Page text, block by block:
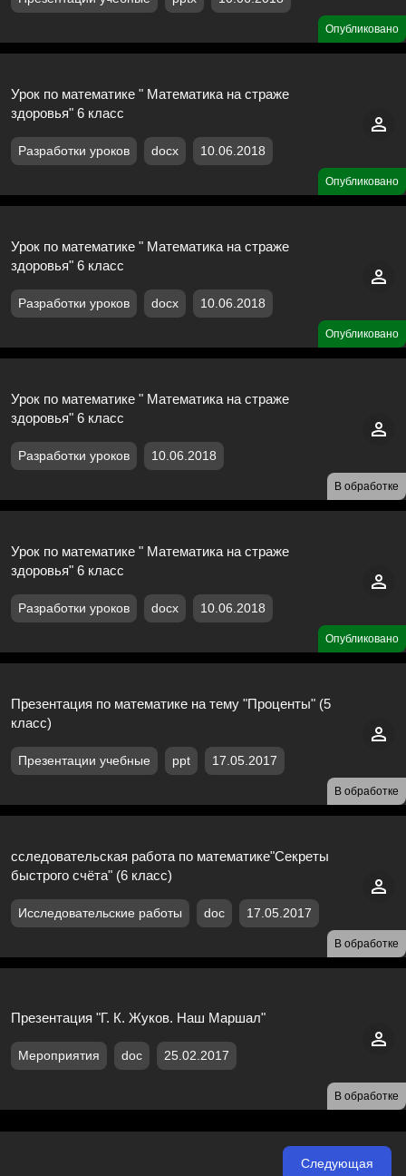
Опубликовано
Опубликовано
Урок по математике " Математика на страже
здоровья" 6 класс
Разработки уроков docx 10.06.2018
Опубликовано
Урок по математике " Математика на страже
здоровья" 6 класс
Разработки уроков docx 10.06.2018
В обработке
Урок по математике " Математика на страже
здоровья" 6 класс
Разработки уроков 10.06.2018
Опубликовано
Урок по математике " Математика на страже
здоровья" 6 класс
Разработки уроков docx 10.06.2018
В обработке
Презентация по математике на тему "Проценты" (5
класс)
Презентации учебные ppt 17.05.2017
В обработке
сследовательская работа по математике"Секреты
быстрого счёта" (6 класс)
Исследовательские работы doc 17.05.2017
В обработке
Презентация "Г. К. Жуков. Наш Маршал"
Мероприятия doc 25.02.2017
Следующая